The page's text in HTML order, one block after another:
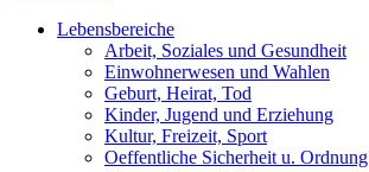
Lebensbereiche
Arbeit, Soziales und Gesundheit
Einwohnerwesen und Wahlen
Geburt, Heirat, Tod
Kinder, Jugend und Erziehung
Kultur, Freizeit, Sport
Oeffentliche Sicherheit u. Ordnung